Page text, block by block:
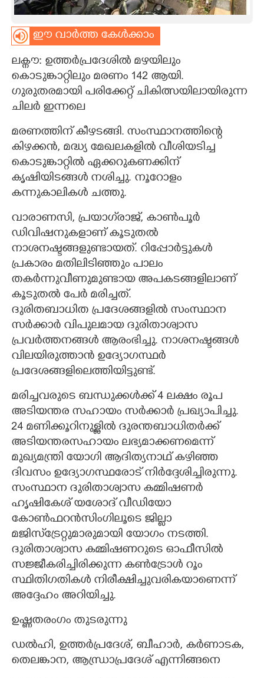
ASTRO
CARTOONS
LITERATURE
ZOOM
CONTACT US
ഈ വാർത്ത കേൾക്കാം
ലക്നൗ: ഉത്തർപ്രദേശിൽ മഴയിലും
കൊടുങ്കാറ്റിലും മരണം 142 ആയി.
ഗുരുതരമായി പരിക്കേറ്റ് ചികിത്സയിലായിരുന്ന
ചിലർ ഇന്നലെ
മരണത്തിന് കീഴടങ്ങി. സംസ്ഥാനത്തിന്റെ
കിഴക്കൻ, മദ്ധ്യ മേഖലകളിൽ വീശിയടിച്ച
കൊടുങ്കാറ്റിൽ ഏക്കറുകണക്കിന്
കൃഷിയിടങ്ങൾ നശിച്ചു. നൂറോളം
കന്നുകാലികൾ ചത്തു.
വാരാണസി, പ്രയാഗ്‌രാജ്,​ കാൺപൂർ
ഡിവിഷനുകളാണ് കൂടുതൽ
നാശനഷ്ടങ്ങളുണ്ടായത്. റിപ്പോർട്ടുകൾ
പ്രകാരം മതിലിടിഞ്ഞും പാലം
തകർന്നുവീണുമുണ്ടായ അപകടങ്ങളിലാണ്
കൂടുതൽ പേർ മരിച്ചത്.
ദുരിതബാധിത പ്രദേശങ്ങളിൽ സംസ്ഥാന
സർക്കാർ വിപുലമായ ദുരിതാശ്വാസ
പ്രവർത്തനങ്ങൾ ആരംഭിച്ചു. നാശനഷ്ടങ്ങൾ
വിലയിരുത്താൻ ഉദ്യോഗസ്ഥർ
പ്രദേശങ്ങളിലെത്തിയിട്ടുണ്ട്.
മരിച്ചവരുടെ ബന്ധുക്കൾക്ക് 4 ലക്ഷം രൂപ
അടിയന്തര സഹായം സർക്കാർ പ്രഖ്യാപിച്ചു.
24 മണിക്കൂറിനുള്ളിൽ ദുരന്തബാധിതർക്ക്
അടിയന്തരസഹായം ലഭ്യമാക്കണമെന്ന്
മുഖ്യമന്ത്രി യോഗി ആദിത്യനാഥ് കഴിഞ്ഞ
ദിവസം ഉദ്യോഗസ്ഥരോട് നിർദ്ദേശിച്ചിരുന്നു.
സംസ്ഥാന ദുരിതാശ്വാസ കമ്മിഷണർ
ഹൃഷികേശ് യശോദ് വീഡിയോ
കോൺഫറൻസിംഗിലൂടെ ജില്ലാ
മജിസ്‌ട്രേറ്റുമാരുമായി യോഗം നടത്തി.
ദുരിതാശ്വാസ കമ്മിഷണറുടെ ഓഫീസിൽ
സജ്ജീകരിച്ചിരിക്കുന്ന കൺട്രോൾ റൂം
സ്ഥിതിഗതികൾ നിരീക്ഷിച്ചുവരികയാണെന്ന്
അദ്ദേഹം അറിയിച്ചു.
ഉഷ്ണതരംഗം തുടരുന്നു
ഡൽഹി, ഉത്തർപ്രദേശ്, ബീഹാർ, കർണാടക,
തെലങ്കാന, ആന്ധ്രാപ്രദേശ് എന്നിങ്ങനെ